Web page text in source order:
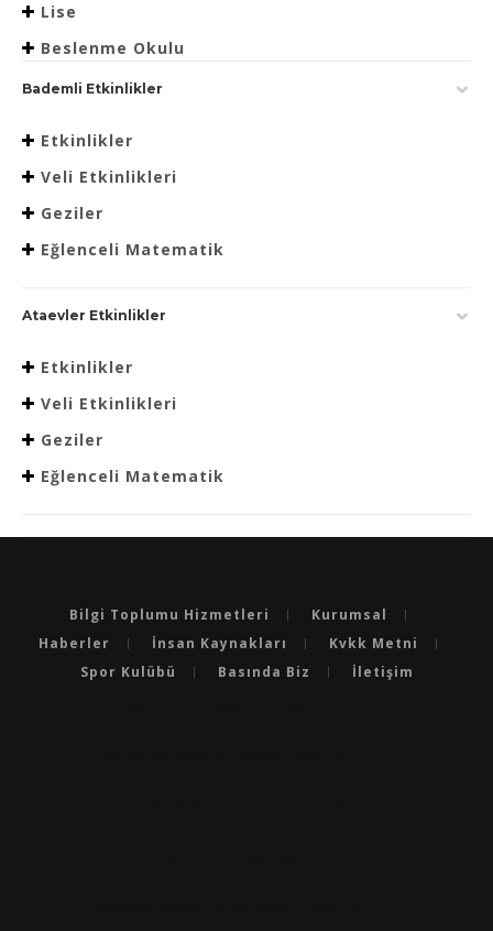
Lise
Beslenme Okulu
Bademli Etkinlikler
Etkinlikler
Veli Etkinlikleri
Geziler
Eğlenceli Matematik
Ataevler Etkinlikler
Etkinlikler
Veli Etkinlikleri
Geziler
Eğlenceli Matematik
Bilgi Toplumu Hizmetleri
Kurumsal
Haberler
İnsan Kaynakları
Kvkk Metni
Spor Kulübü
Basında Biz İletişim